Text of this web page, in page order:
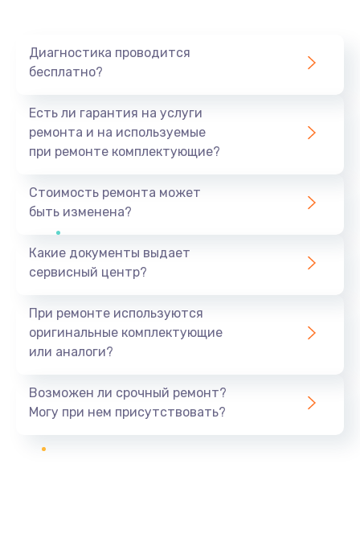
Диагностика проводится
бесплатно?
Есть ли гарантия на услуги
ремонта и на используемые
при ремонте комплектующие?
Стоимость ремонта может
быть изменена?
Какие документы выдает
сервисный центр?
При ремонте используются
оригинальные комплектующие
или аналоги?
Возможен ли срочный ремонт?
Могу при нем присутствовать?